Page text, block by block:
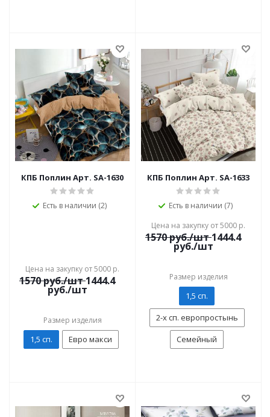
КПБ Поплин Арт. SA-1630
Есть в наличии (2)
Цена на закупку от 5000 р.
1570руб./шт 1444.4
руб./шт
Размер изделия
1,5 сп. Евро макси
КПБ Поплин Арт. SA-1633
Есть в наличии (7)
Цена на закупку от 5000 р.
1570руб./шт 1444.4
руб./шт
Размер изделия
1,5 сп.
2-х сп. европростынь
Семейный